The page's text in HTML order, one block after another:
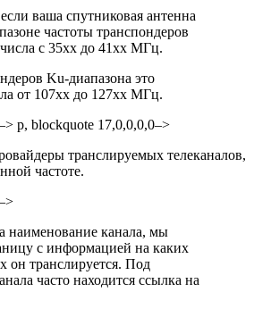
ваша спутниковая антенна
частоты транспондеров
с 35хх до 41хх МГц.
Ku-диапазона это
от 107хх до 127хх МГц.
p, blockquote 17,0,0,0,0–>
транслируемых телеканалов,
частоте.
наименование канала, мы
с информацией на каких
он транслируется. Под
часто находится ссылка на